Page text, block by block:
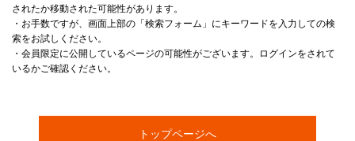
されたか移動された可能性があります。
・お手数ですが、画面上部の「検索フォーム」にキーワードを入力しての検
索をお試しください。
・会員限定に公開しているページの可能性がございます。ログインをされて
いるかご確認ください。
トップページへ